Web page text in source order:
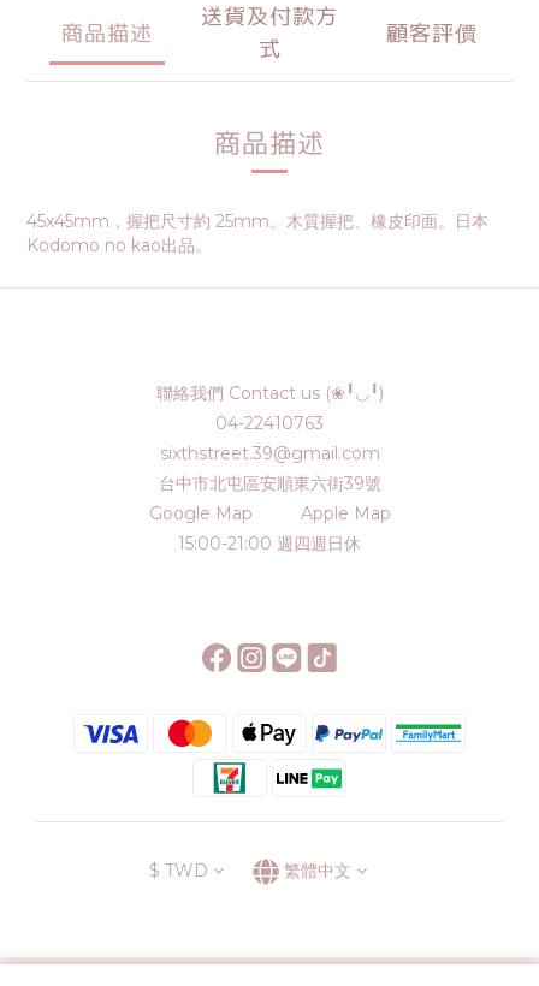
商品描述
送貨及付款方
式
顧客評價
商品描述
45x45mm，握把尺寸約 25mm。木質握把、橡皮印面。日本
Kodomo no kao出品。
聯絡我們 Contact us (❀╹◡╹)
04-22410763
sixthstreet.39@gmail.com
台中市北屯區安順東六街39號
Google Map
Apple Map
15:00-21:00 週四週日休
$ TWD 繁體中文